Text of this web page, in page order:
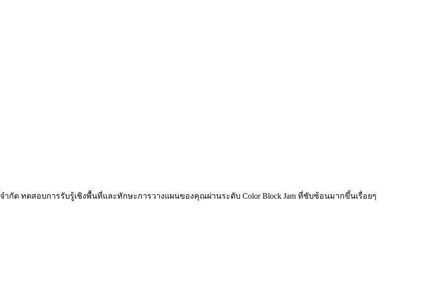
ด ทดสอบการรับรู้เชิงพื้นที่และทักษะการวางแผนของคุณผ่านระดับ Color Block Jam ที่ซับซ้อนมากขึ้นเรื่อยๆ